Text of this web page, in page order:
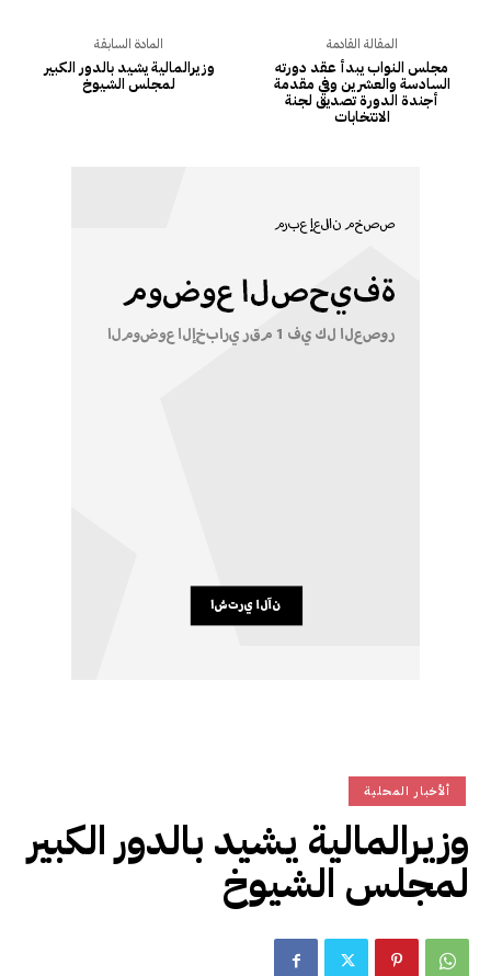
المادة السابقة
وزيرالمالية يشيد بالدور الكبير
لمجلس الشيوخ
المقالة القادمة
مجلس النواب يبدأ عقد دورته
السادسة والعشرين وفي مقدمة
أجندة الدورة تصديق لجنة
الانتخابات